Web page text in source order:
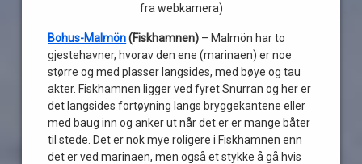
fra webkamera)
Bohus-Malmön(Fiskhamnen) – Malmön har to
gjestehavner, hvorav den ene (marinaen) er noe
større og med plasser langsides, med bøye og tau
akter. Fiskhamnen ligger ved fyret Snurran og her er
det langsides fortøyning langs bryggekantene eller
med baug inn og anker ut når det er er mange båter
til stede. Det er nok mye roligere i Fiskhamnen enn
det er ved marinaen, men også et stykke å gå hvis